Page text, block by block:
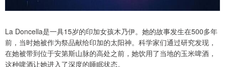
La Doncella是一具15岁的印加女孩木乃伊。她的故事发生在500多年
前，当时她被作为祭品献给印加的太阳神。科学家们通过研究发现，
在她被带到位于安第斯山脉的高处之前，她饮用了当地的玉米啤酒，
这种啤酒让她进入了深度的睡眠状态。